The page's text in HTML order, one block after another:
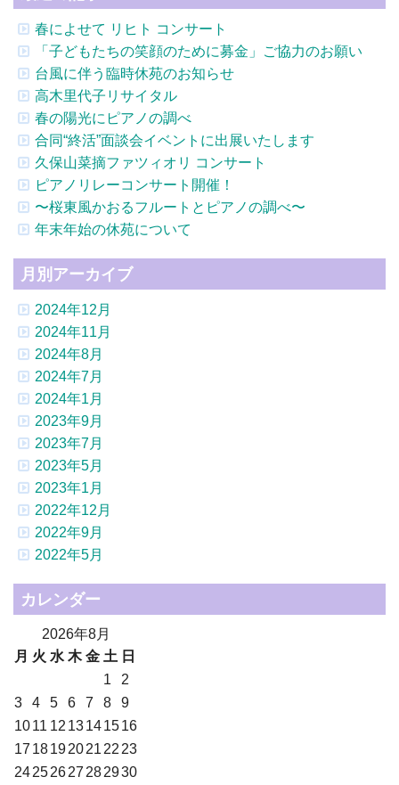
春によせて リヒト コンサート
「子どもたちの笑顔のために募金」ご協力のお願い
台風に伴う臨時休苑のお知らせ
高木里代子リサイタル
春の陽光にピアノの調べ
合同“終活”面談会イベントに出展いたします
久保山菜摘ファツィオリ コンサート
ピアノリレーコンサート開催！
〜桜東風かおるフルートとピアノの調べ〜
年末年始の休苑について
月別アーカイブ
2024年12月
2024年11月
2024年8月
2024年7月
2024年1月
2023年9月
2023年7月
2023年5月
2023年1月
2022年12月
2022年9月
2022年5月
カレンダー
2026年8月
月 火 水 木 金 土 日
1
2
3
4 5 6 7 8
9
1011 12 13141516
17 18192021 22 23
24252627 282930